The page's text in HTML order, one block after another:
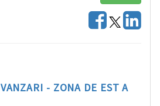
- ZONA DE EST A